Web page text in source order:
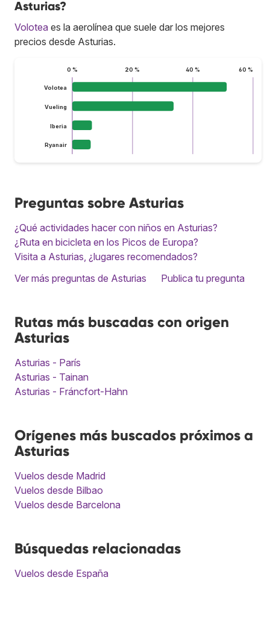
Asturias?
Volotea es la aerolínea que suele dar los mejores
precios desde Asturias.
0 % 20 % 40 % 60 %
Volotea
Vueling
Iberia
Ryanair
Preguntas sobre Asturias
¿Qué actividades hacer con niños en Asturias?
¿Ruta en bicicleta en los Picos de Europa?
Visita a Asturias, ¿lugares recomendados?
Ver más preguntas de Asturias
Publica tu pregunta
Rutas más buscadas con origen
Asturias
Asturias - París
Asturias - Tainan
Asturias - Fráncfort-Hahn
Orígenes más buscados próximos a
Asturias
Vuelos desde Madrid
Vuelos desde Bilbao
Vuelos desde Barcelona
Búsquedas relacionadas
Vuelos desde España